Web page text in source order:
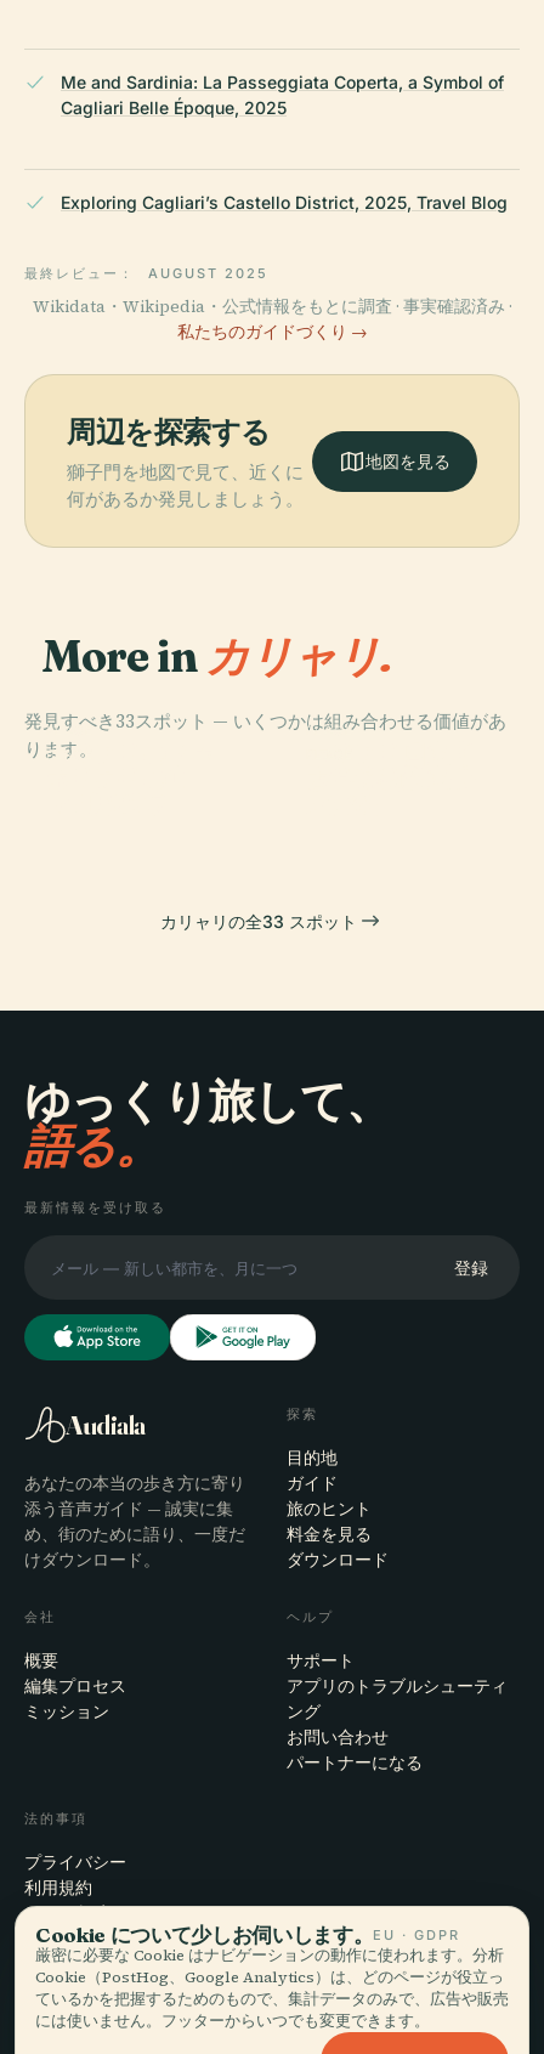
Me and Sardinia: La Passeggiata Coperta, a Symbol of
Cagliari Belle Époque, 2025
Exploring Cagliari’s Castello District, 2025, Travel Blog
最終レビュー： AUGUST 2025
Wikidata・Wikipedia・公式情報をもとに調査 · 事実確認済み ·
私たちのガイドづくり →
周辺を探索する
獅子門を地図で見て、近くに
何があるか発見しましょう。
地図を見る
More in カリャリ.
発見すべき33スポット — いくつかは組み合わせる価値があ
ります。
PLACE
カリアリのドゥ
PLACE
PLACE
カリャリの全33 スポット
ゆっくり旅して、
語る。
最新情報を受け取る
登録
Audiala
あなたの本当の歩き方に寄り
添う音声ガイド — 誠実に集
め、街のために語り、一度だ
けダウンロード。
探索
目的地
ガイド
旅のヒント
料金を見る
ダウンロード
会社
概要
編集プロセス
ミッション
ヘルプ
サポート
アプリのトラブルシューティ
ング
お問い合わせ
パートナーになる
法的事項
プライバシー
利用規約
Cookie設定
アカウント削除
© 2026 Audiala · スイス・モルジュにて、旅の途上で、雲の上で作ってい
Cookie について少しお伺いします。 EU · GDPR
厳密に必要な Cookie はナビゲーションの動作に使われます。分析
Cookie（PostHog、Google Analytics）は、どのページが役立っ
ているかを把握するためのもので、集計データのみで、広告や販売
には使いません。フッターからいつでも変更できます。